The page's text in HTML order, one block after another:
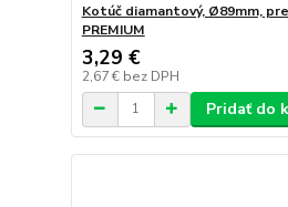
Kotúč diamantový, Ø89mm,
PREMIUM
3,29 €
2,67 € bez DPH
Pridať do